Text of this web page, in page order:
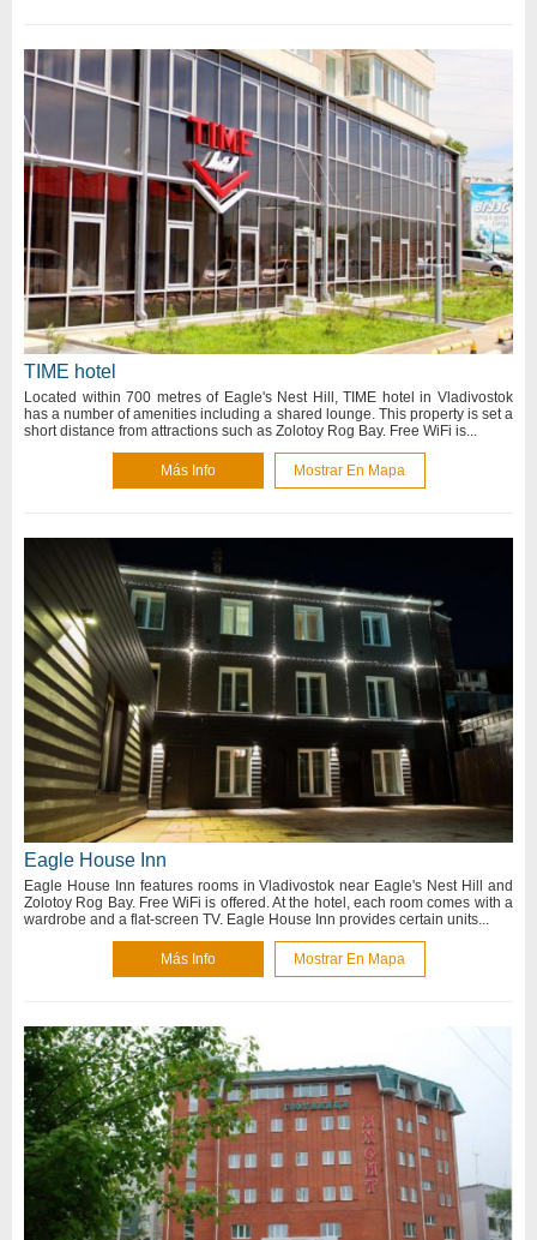
TIME hotel
Located within 700 metres of Eagle's Nest Hill, TIME hotel in Vladivostok
has a number of amenities including a shared lounge. This property is set a
short distance from attractions such as Zolotoy Rog Bay. Free WiFi is...
Más Info Mostrar En Mapa
Eagle House Inn
Eagle House Inn features rooms in Vladivostok near Eagle's Nest Hill and
Zolotoy Rog Bay. Free WiFi is offered. At the hotel, each room comes with a
wardrobe and a flat-screen TV. Eagle House Inn provides certain units...
Más Info Mostrar En Mapa